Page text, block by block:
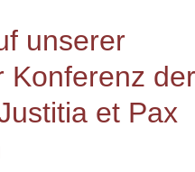
unserer
Konferenz
et Pax